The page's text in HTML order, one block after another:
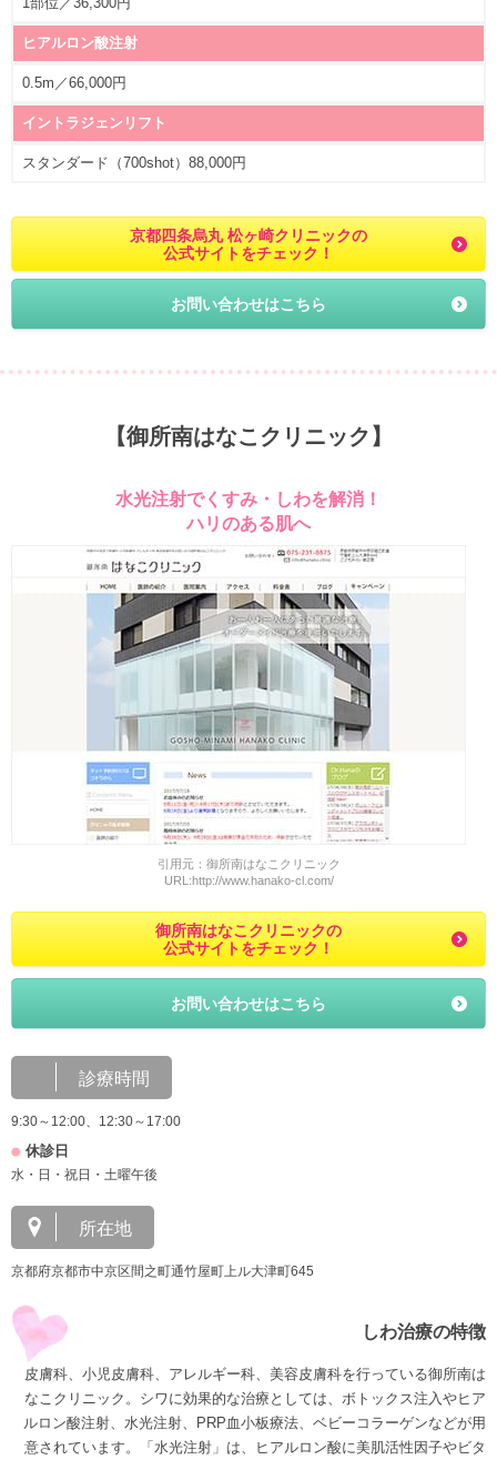
ヒアルロン酸注射
0.5m／66,000円
イントラジェンリフト
スタンダード（700shot）88,000円
京都四条烏丸 松ヶ崎クリニックの
公式サイトをチェック！
お問い合わせはこちら
【御所南はなこクリニック】
水光注射でくすみ・しわを解消！
ハリのある肌へ
引用元：御所南はなこクリニック
URL:http://www.hanako-cl.com/
御所南はなこクリニックの
公式サイトをチェック！
お問い合わせはこちら
診療時間
9:30～12:00、12:30～17:00
休診日
水・日・祝日・土曜午後
所在地
京都府京都市中京区間之町通竹屋町上ル大津町645
しわ治療の特徴
皮膚科、小児皮膚科、アレルギー科、美容皮膚科を行っている御所南は
なこクリニック。シワに効果的な治療としては、ボトックス注入やヒア
ルロン酸注射、水光注射、PRP血小板療法、ベビーコラーゲンなどが用
意されています。「水光注射」は、ヒアルロン酸に美肌活性因子やビタ